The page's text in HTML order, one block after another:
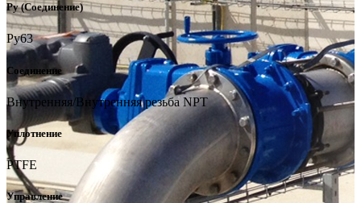
Ру (Соединение)
Ру63
Соединение
Внутренняя/Внутренняя резьба NPT
Уплотнение
PTFE
Управление